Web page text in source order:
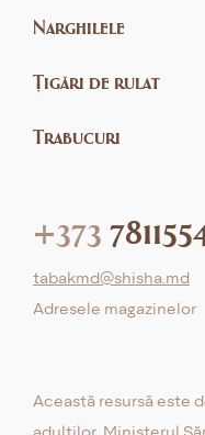
Narghilele
Țigări de rulat
Trabucuri
+373
tabakmd@shisha.md
Adresele magazinelor
Această resursă este